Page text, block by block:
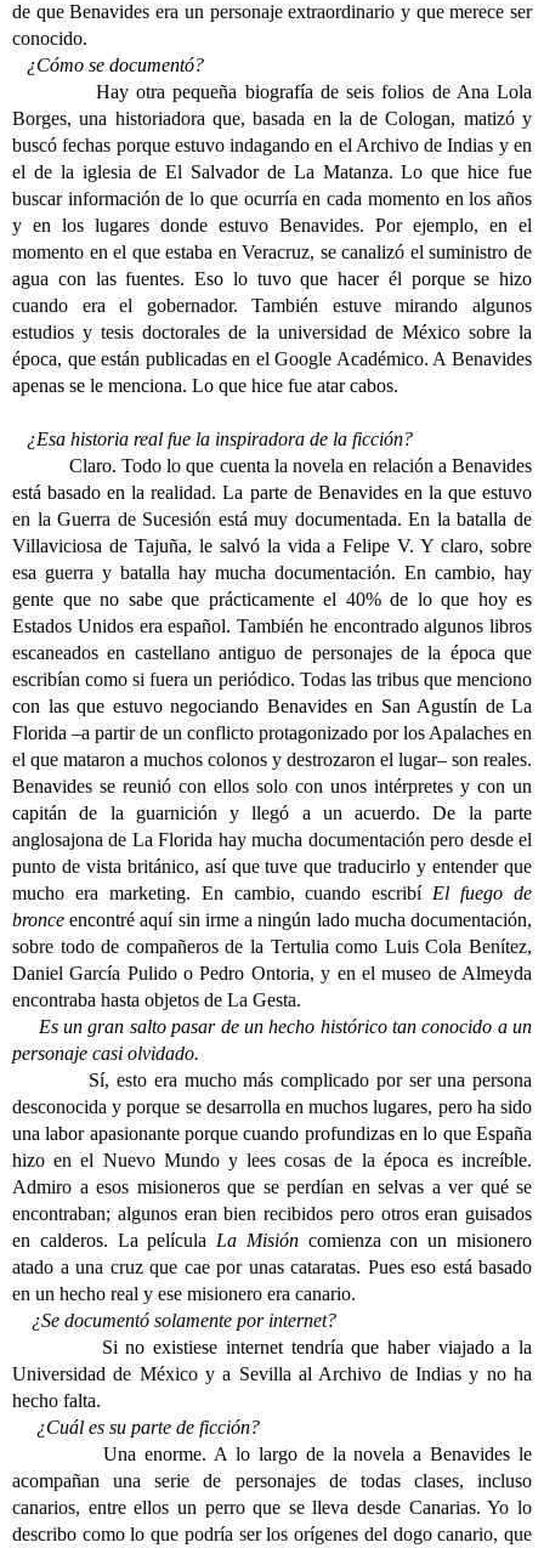
de que Benavides era un personaje extraordinario y que merece ser
conocido.
¿Cómo se documentó?
Hay otra pequeña biografía de seis folios de Ana Lola
Borges, una historiadora que, basada en la de Cologan, matizó y
buscó fechas porque estuvo indagando en el Archivo de Indias y en
el de la iglesia de El Salvador de La Matanza. Lo que hice fue
buscar información de lo que ocurría en cada momento en los años
y en los lugares donde estuvo Benavides. Por ejemplo, en el
momento en el que estaba en Veracruz, se canalizó el suministro de
agua con las fuentes. Eso lo tuvo que hacer él porque se hizo
cuando era el gobernador. También estuve mirando algunos
estudios y tesis doctorales de la universidad de México sobre la
época, que están publicadas en el Google Académico. A Benavides
apenas se le menciona. Lo que hice fue atar cabos.
¿Esa historia real fue la inspiradora de la ficción?
Claro. Todo lo que cuenta la novela en relación a Benavides
está basado en la realidad. La parte de Benavides en la que estuvo
en la Guerra de Sucesión está muy documentada. En la batalla de
Villaviciosa de Tajuña, le salvó la vida a Felipe V. Y claro, sobre
esa guerra y batalla hay mucha documentación. En cambio, hay
gente que no sabe que prácticamente el 40% de lo que hoy es
Estados Unidos era español. También he encontrado algunos libros
escaneados en castellano antiguo de personajes de la época que
escribían como si fuera un periódico. Todas las tribus que menciono
con las que estuvo negociando Benavides en San Agustín de La
Florida –a partir de un conflicto protagonizado por los Apalaches en
el que mataron a muchos colonos y destrozaron el lugar– son reales.
Benavides se reunió con ellos solo con unos intérpretes y con un
capitán de la guarnición y llegó a un acuerdo. De la parte
anglosajona de La Florida hay mucha documentación pero desde el
punto de vista británico, así que tuve que traducirlo y entender que
mucho era marketing. En cambio, cuando escribí El fuego de
bronce encontré aquí sin irme a ningún lado mucha documentación,
sobre todo de compañeros de la Tertulia como Luis Cola Benítez,
Daniel García Pulido o Pedro Ontoria, y en el museo de Almeyda
encontraba hasta objetos de La Gesta.
Es un gran salto pasar de un hecho histórico tan conocido a un
personaje casi olvidado.
Sí, esto era mucho más complicado por ser una persona
desconocida y porque se desarrolla en muchos lugares, pero ha sido
una labor apasionante porque cuando profundizas en lo que España
hizo en el Nuevo Mundo y lees cosas de la época es increíble.
Admiro a esos misioneros que se perdían en selvas a ver qué se
encontraban; algunos eran bien recibidos pero otros eran guisados
en calderos. La película La Misióncomienza con un misionero
atado a una cruz que cae por unas cataratas. Pues eso está basado
en un hecho real y ese misionero era canario.
¿Se documentó solamente por internet?
Si no existiese internet tendría que haber viajado a la
Universidad de México y a Sevilla al Archivo de Indias y no ha
hecho falta.
¿Cuál es su parte de ficción?
Una enorme. A lo largo de la novela a Benavides le
acompañan una serie de personajes de todas clases, incluso
canarios, entre ellos un perro que se lleva desde Canarias. Yo lo
describo como lo que podría ser los orígenes del dogo canario, que